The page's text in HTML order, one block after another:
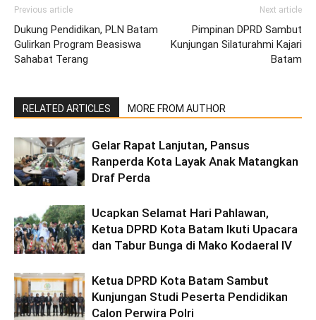
Previous article
Dukung Pendidikan, PLN Batam
Gulirkan Program Beasiswa
Sahabat Terang
Next article
Pimpinan DPRD Sambut
Kunjungan Silaturahmi Kajari
Batam
RELATED ARTICLES MORE FROM AUTHOR
Gelar Rapat Lanjutan, Pansus
Ranperda Kota Layak Anak Matangkan
Draf Perda
Ucapkan Selamat Hari Pahlawan,
Ketua DPRD Kota Batam Ikuti Upacara
dan Tabur Bunga di Mako Kodaeral IV
Ketua DPRD Kota Batam Sambut
Kunjungan Studi Peserta Pendidikan
Calon Perwira Polri